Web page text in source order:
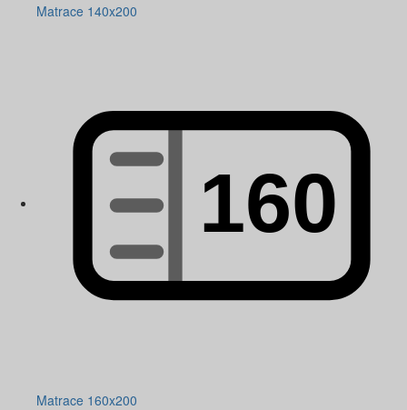
Matrace 140x200
Matrace 160x200